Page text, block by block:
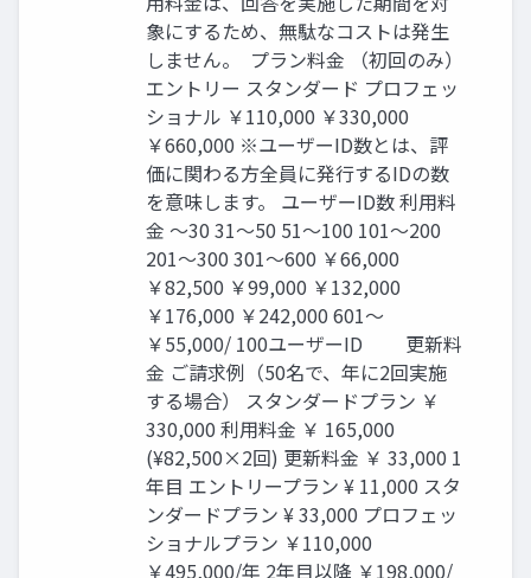
象にするため、無駄なコストは発生
しません。 ️️️️️️ プラン料金 （初回のみ）
エントリー スタンダード プロフェッ
ショナル ￥110,000 ￥330,000
￥660,000 ※ユーザーID数とは、評
価に関わる方全員に発行するIDの数
を意味します。 ユーザーID数 利用料
金 〜30 31〜50 51〜100 101〜200
201〜300 301〜600 ￥66,000
￥82,500 ￥99,000 ￥132,000
￥176,000 ￥242,000 601〜
￥55,000/ 100ユーザーID ️ ️️ ️ ️ ️ ️️ ️️ ️ 更新料
金 ご請求例（50名で、年に2回実施
する場合） スタンダードプラン ￥
330,000 利用料金 ￥ 165,000
(¥82,500×2回) 更新料金 ￥ 33,000 1
年目 エントリープラン ¥ 11,000 スタ
ンダードプラン ¥ 33,000 プロフェッ
ショナルプラン ￥110,000
￥495,000/年 2年目以降 ￥198,000/